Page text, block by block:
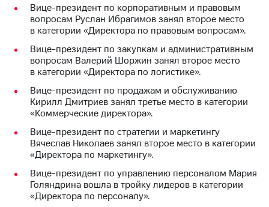
Новости
в
регионе
и акционерам
управление
Корпоративный
секретарь
Раскрытие
информации
Информация
акционерам
Документы
ПАО
Вице-президент по корпоративным и правовым
вопросам Руслан Ибрагимов занял второе место
в категории «Директора по правовым вопросам».
Вице-президент по закупкам и административным
вопросам Валерий Шоржин занял второе место
в категории «Директора по логистике».
Вице-президент по продажам и обслуживанию
Кирилл Дмитриев занял третье место в категории
«Коммерческие директора».
Вице-президент по стратегии и маркетингу
Вячеслав Николаев занял второе место в категории
«Директора по маркетингу».
Вице-президент по управлению персоналом Мария
Голяндрина вошла в тройку лидеров в категории
«Директора по персоналу».